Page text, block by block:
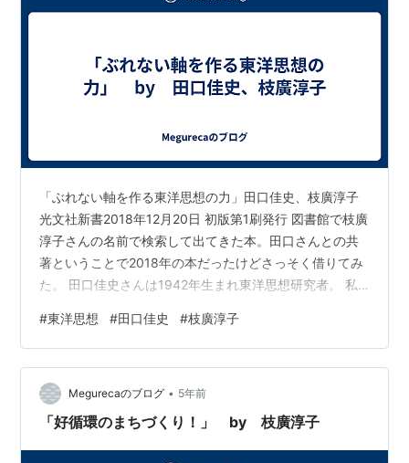
「ぶれない軸を作る東洋思想の力」田口佳史、枝廣淳子
光文社新書2018年12月20日 初版第1刷発行 図書館で枝廣
淳子さんの名前で検索して出てきた本。田口さんとの共
著ということで2018年の本だったけどさっそく借りてみ
た。 田口佳史さんは1942年生まれ東洋思想研究者。 私
ビジネスリーダーは東洋思想を学ぶのか」だったと思
う。とても共感した。 特に、「どんなに優れたビジネス
プランを作っても、実行する人に徳がなければうまくい
かない」というところ。そこにとても共感した。そんな
実態をま目の当たりにしていた時期だったからかもしれ
#東洋思想 #田口佳史 #枝廣淳子
Megurecaのブログ • 5年前
「好循環のまちづくり！」 by 枝廣淳子